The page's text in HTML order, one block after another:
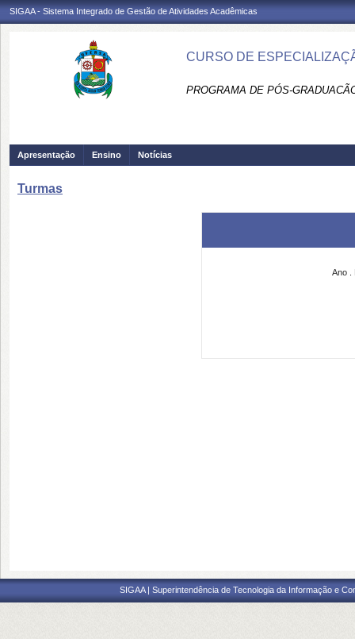
SIGAA - Sistema Integrado de Gestão de Atividades Acadêmicas
CURSO DE
PROGRAMA DE PÓS-
Apresentação Ensino Notícias
Turmas
Ano
SIGAA | Superintendência de Tecnologia da Informação e